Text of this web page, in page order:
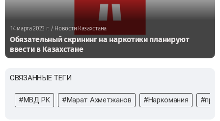
14 марта 2023 г. / Новости Казахстана
Обязательный скрининг на наркотики планируют
ввести в Казахстане
СВЯЗАННЫЕ ТЕГИ
#МВД РК #Марат Ахметжанов #Наркомания